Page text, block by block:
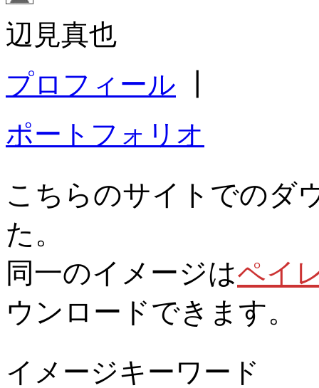
辺見真也
プロフィール
ポートフォリオ
こちらのサイトでのダ
た。
同一のイメージはペイ
ウンロードできます。
イメージキーワード